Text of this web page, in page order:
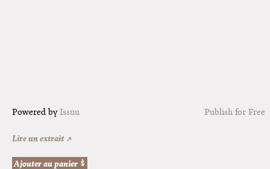
Powered byIssuu Publish for Free
Lire un extrait ↗